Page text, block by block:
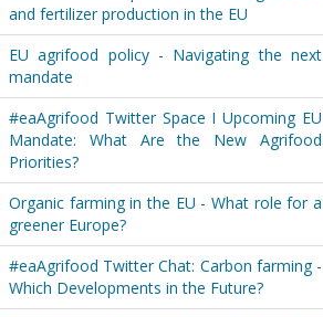
and fertilizer production in the EU
EU agrifood policy - Navigating the next
mandate
#eaAgrifood Twitter Space I Upcoming EU
Mandate: What Are the New Agrifood
Priorities?
Organic farming in the EU - What role for a
greener Europe?
#eaAgrifood Twitter Chat: Carbon farming -
Which Developments in the Future?